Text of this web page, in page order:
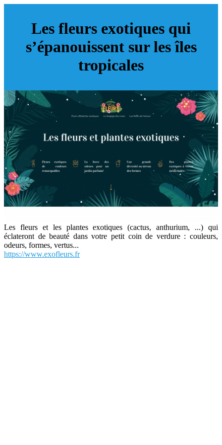
Les fleurs exotiques qui
s’épanouissent sur les îles
tropicales
Les fleurs et les plantes exotiques (cactus, anthurium, ...) qui
éclateront de beauté dans votre petit coin de verdure : couleurs,
odeurs, formes, vertus...
https://www.exofleurs.fr